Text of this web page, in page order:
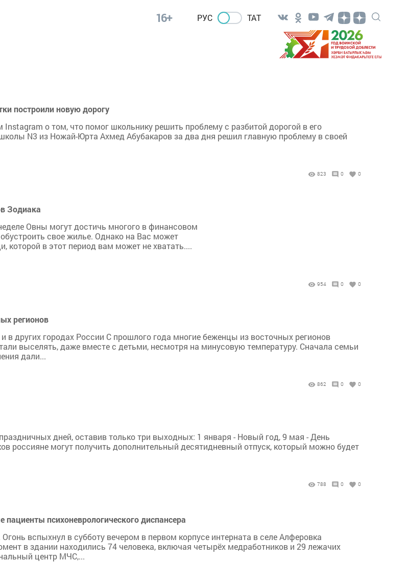
16+ РУС ТАТ
построили новую дорогу
о том, что помог школьнику решить проблему с разбитой дорогой в его
N3 из Ножай-Юрта Ахмед Абубакаров за два дня решил главную проблему в своей
823 0 0
Зодиака
Овны могут достичь многого в финансовом
свое жилье. Однако на Вас может
которой в этот период вам может не хватать....
954 0 0
регионов
в других городах России С прошлого года многие беженцы из восточных регионов
выселять, даже вместе с детьми, несмотря на минусовую температуру. Сначала семьи
дали...
862 0 0
дней, оставив только три выходных: 1 января - Новый год, 9 мая - День
россияне могут получить дополнительный десятидневный отпуск, который можно будет
788 0 0
психоневрологического диспансера
вспыхнул в субботу вечером в первом корпусе интерната в селе Алферовка
в здании находились 74 человека, включая четырёх медработников и 29 лежачих
центр МЧС,...